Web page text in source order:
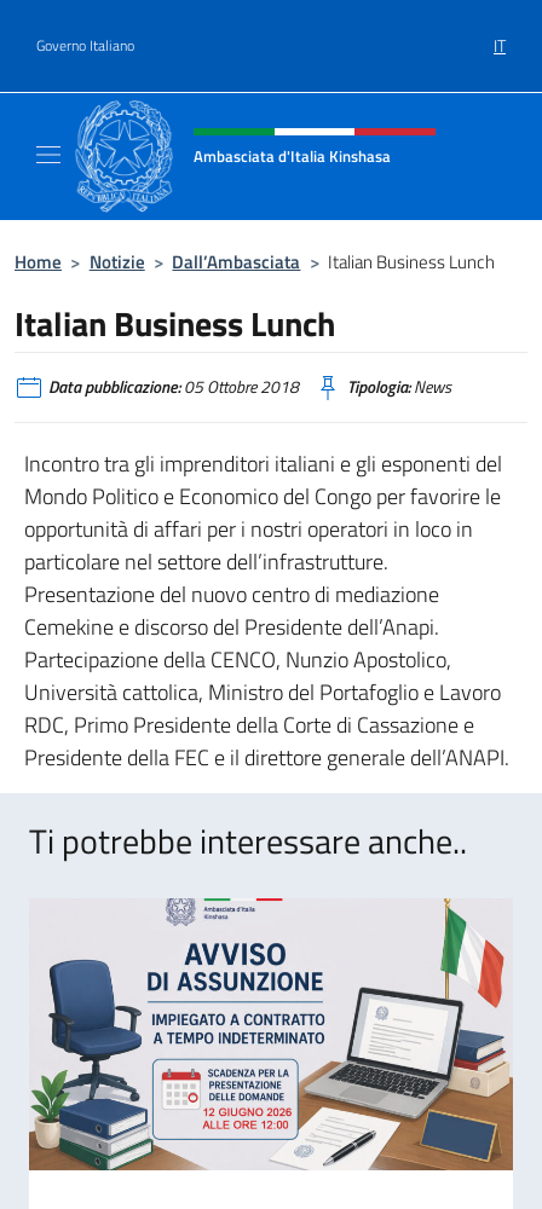
Governo Italiano IT
Intestazione sito, social e menù
Ambasciata d'Italia Kinshasa
Home > Notizie > Dall’Ambasciata > Italian Business Lunch
Italian Business Lunch
Data pubblicazione:05 Ottobre 2018 Tipologia:News
Incontro tra gli imprenditori italiani e gli esponenti del
Mondo Politico e Economico del Congo per favorire le
opportunità di affari per i nostri operatori in loco in
particolare nel settore dell’infrastrutture.
Presentazione del nuovo centro di mediazione
Cemekine e discorso del Presidente dell’Anapi.
Partecipazione della CENCO, Nunzio Apostolico,
Università cattolica, Ministro del Portafoglio e Lavoro
RDC, Primo Presidente della Corte di Cassazione e
Presidente della FEC e il direttore generale dell’ANAPI.
Ti potrebbe interessare anche..